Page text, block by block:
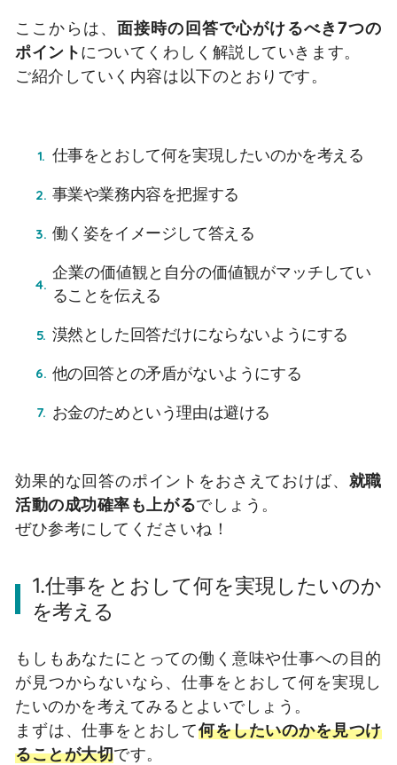
ここからは、 面接時の回答で心がけるべき7つの
ポイントについてくわしく解説していきます。
ご紹介していく内容は以下のとおりです。
仕事をとおして何を実現したいのかを考える
事業や業務内容を把握する
働く姿をイメージして答える
企業の価値観と自分の価値観がマッチしてい
ることを伝える
漠然とした回答だけにならないようにする
他の回答との矛盾がないようにする
お金のためという理由は避ける
効果的な回答のポイントをおさえておけば、 就職
活動の成功確率も上がるでしょう。
ぜひ参考にしてくださいね！
1.仕事をとおして何を実現したいのか
を考える
もしもあなたにとっての働く意味や仕事への目的
が見つからないなら、仕事をとおして何を実現し
たいのかを考えてみるとよいでしょう。
まずは、仕事をとおして何をしたいのかを見つけ
ることが大切です。